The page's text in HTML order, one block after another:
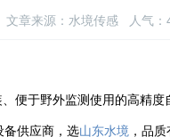
章来源：水境传感 人气：
便于野外监测使用的高精度
备供应商，选山东水境 ，品质